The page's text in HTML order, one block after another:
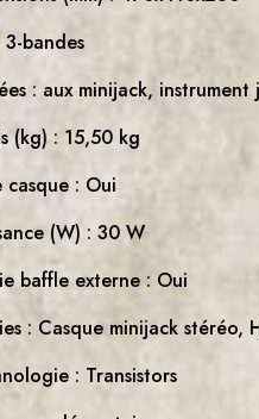
bandes
: aux minijack, instrument
(kg) : 15,50 kg
casque : Oui
(W) : 30 W
baffle externe : Oui
: Casque minijack stéréo,
: Transistors